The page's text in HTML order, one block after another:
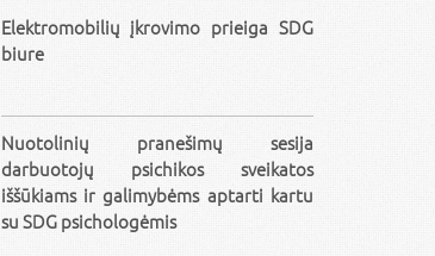
Elektromobilių įkrovimo prieiga SDG
biure
Nuotolinių pranešimų sesija
darbuotojų psichikos sveikatos
iššūkiams ir galimybėms aptarti kartu
su SDG psichologėmis